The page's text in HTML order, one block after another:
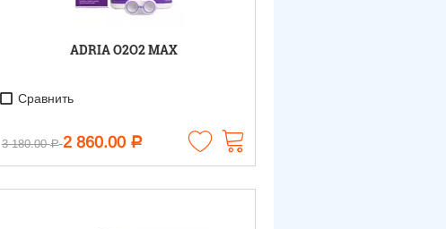
ADRIA O2O2 MAX
Сравнить
3 180.00 Р 2 860.00 Р